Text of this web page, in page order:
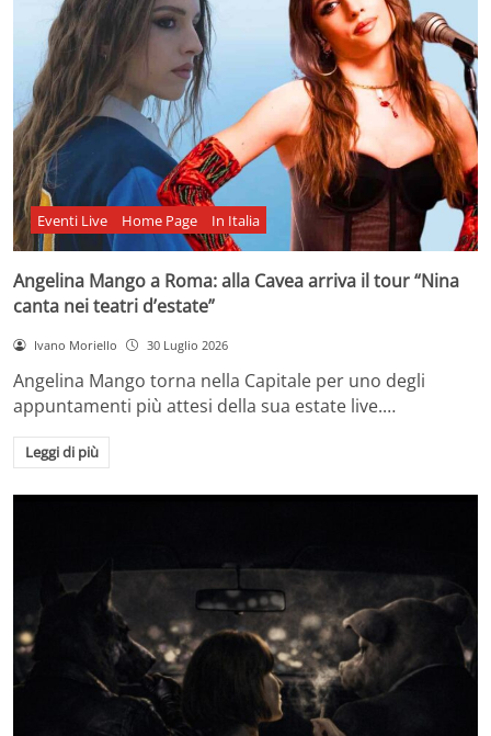
Eventi Live Home Page In Italia
Angelina Mango a Roma: alla Cavea arriva il tour “Nina
canta nei teatri d’estate”
Ivano Moriello 30 Luglio 2026
Angelina Mango torna nella Capitale per uno degli
appuntamenti più attesi della sua estate live.…
Leggi di più